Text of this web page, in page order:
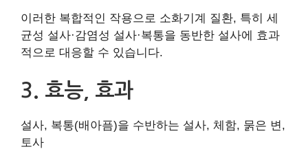
이러한 복합적인 작용으로 소화기계 질환, 특히 세
균성 설사·감염성 설사·복통을 동반한 설사에 효과
적으로 대응할 수 있습니다.
3. 효능, 효과
설사, 복통(배아픔)을 수반하는 설사, 체함, 묽은 변,
토사